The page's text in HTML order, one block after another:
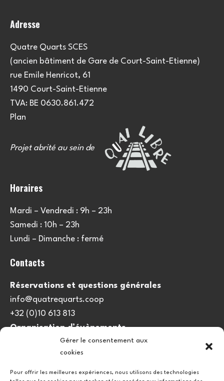
Gérer le consentement aux
cookies
Pour offrir les meilleures expériences, nous utilisons des technologies
Adresse
Quatre Quarts SCES
(ancien bâtiment de Gare de Court-Saint-Etienne)
rue Emile Henricot, 61
1490 Court-Saint-Etienne
TVA: BE 0630.861.472
Plan
Projet abrité au sein de
Horaires
Mardi – Vendredi : 9h – 23h
Samedi : 10h – 23h
Lundi – Dimanche : fermé
Contacts
Réservations et questions générales
info@quatrequarts.coop
+32 (0)10 613 813
Organisation d’évènements
viedulieu@quatrequarts.coop